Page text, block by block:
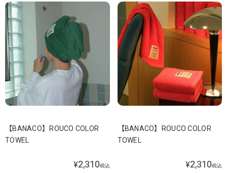
【BANACO】ROUCO COLOR
TOWEL
¥2,310税込
【BANACO】ROUCO COLOR
TOWEL
¥2,310税込